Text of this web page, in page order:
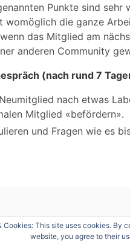
Punkte sind sehr
womöglich die ganze
das Mitglied am
anderen Community
(nach rund 7
nach etwas
Mitglied «befördern».
und Fragen wie es
Cookies: This site uses cookies. By
website, you agree to their